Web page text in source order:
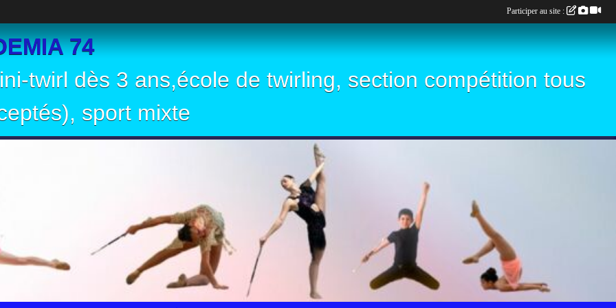
74
twirl dès 3 ans,école de twirling, section compétition tous
sport mixte
Participer au site :